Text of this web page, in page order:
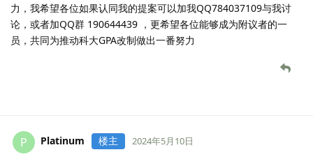
力，我希望各位如果认同我的提案可以加我QQ784037109与我讨
论，或者加QQ群 190644439 ，更希望各位能够成为附议者的一
员，共同为推动科大GPA改制做出一番努力
P Platinum 楼主 2024年5月10日